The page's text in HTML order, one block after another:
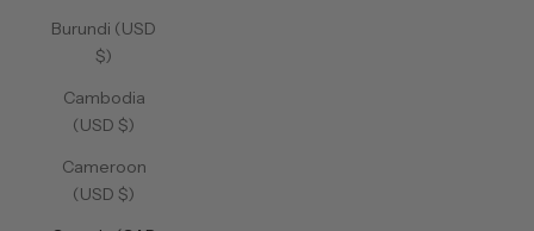
Burundi (USD
$)
Cambodia
(USD $)
Cameroon
(USD $)